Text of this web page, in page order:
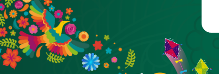
Pasar al contenido principal